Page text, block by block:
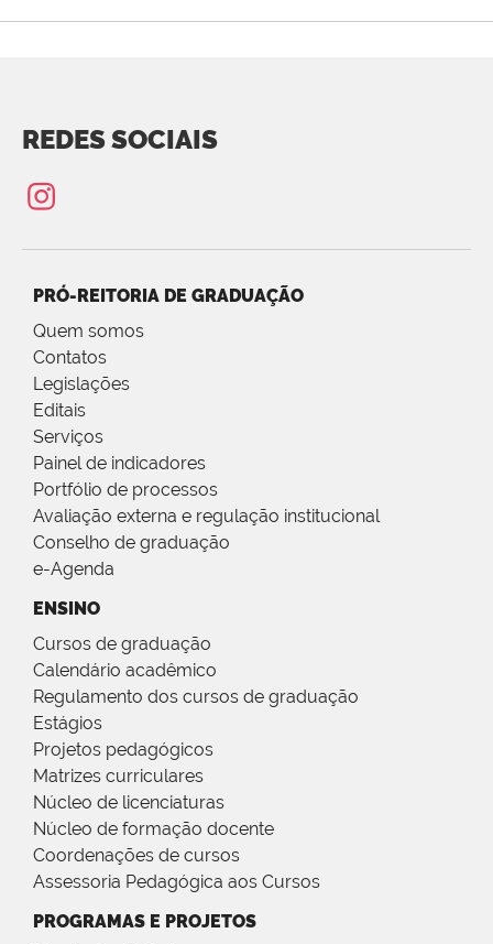
REDES SOCIAIS
PRÓ-REITORIA DE GRADUAÇÃO
Quem somos
Contatos
Legislações
Editais
Serviços
Painel de indicadores
Portfólio de processos
Avaliação externa e regulação institucional
Conselho de graduação
e-Agenda
ENSINO
Cursos de graduação
Calendário acadêmico
Regulamento dos cursos de graduação
Estágios
Projetos pedagógicos
Matrizes curriculares
Núcleo de licenciaturas
Núcleo de formação docente
Coordenações de cursos
Assessoria Pedagógica aos Cursos
PROGRAMAS E PROJETOS